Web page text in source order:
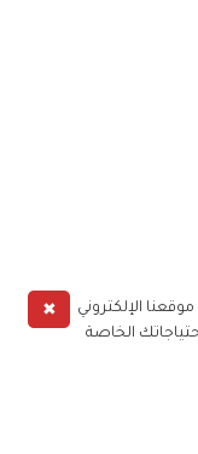
✖
الإلكتروني
الخاصة